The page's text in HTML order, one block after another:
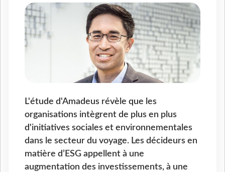
L'étude d'Amadeus révèle que les
organisations intègrent de plus en plus
d'initiatives sociales et environnementales
dans le secteur du voyage. Les décideurs en
matière d’ESG appellent à une
augmentation des investissements, à une